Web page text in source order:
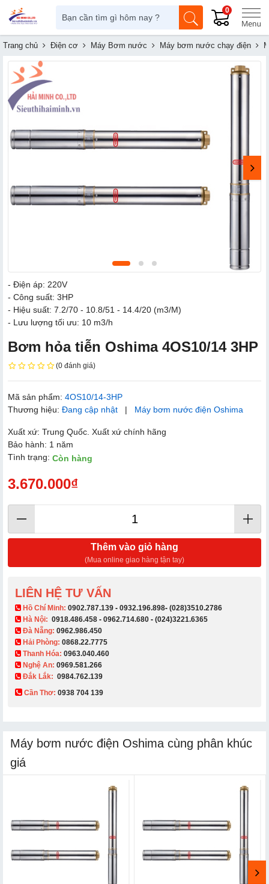
0
Trang chủ Điện cơ Máy Bơm nước Máy bơm nước chạy điện
- Điện áp: 220V
- Công suất: 3HP
- Hiệu suất: 7.2/70 - 10.8/51 - 14.4/20 (m3/M)
- Lưu lượng tối ưu: 10 m3/h
Bơm hỏa tiễn Oshima 4OS10/14 3HP
(0 đánh giá)
Mã sản phẩm: 4OS10/14-3HP
Thương hiệu: Đang cập nhật | Máy bơm nước điện Oshima
Xuất xứ: Trung Quốc. Xuất xứ chính hãng
Bảo hành: 1 năm
Tình trạng: Còn hàng
3.670.000₫
Thêm vào giỏ hàng
(Mua online giao hàng tận tay)
LIÊN HỆ TƯ VẤN
​ Hồ Chí Minh: 0902.787.139 - 0932.196.898- (028)3510.2786
Hà Nội: 0918.486.458 - 0962.714.680 - (024)3221.6365
Đà Nẵng: 0962.986.450
Hải Phòng: 0868.22.7775
Thanh Hóa: 0963.040.460
Nghệ An: 0969.581.266
Đắk Lắk: 0984.762.139
Cần Thơ: 0938 704 139​
Máy bơm nước điện Oshima cùng phân khúc
giá